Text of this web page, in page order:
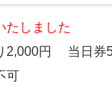
たしました
2,000円 当日券
可